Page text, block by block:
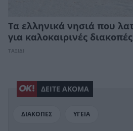
Τα ελληνικά νησιά που
για καλοκαιρινές διακοπές
ΤΑΞΙΔΙ
ΔΕΙΤΕ ΑΚΟΜΑ
ΔΙΑΚΟΠΕΣ ΥΓΕΙΑ